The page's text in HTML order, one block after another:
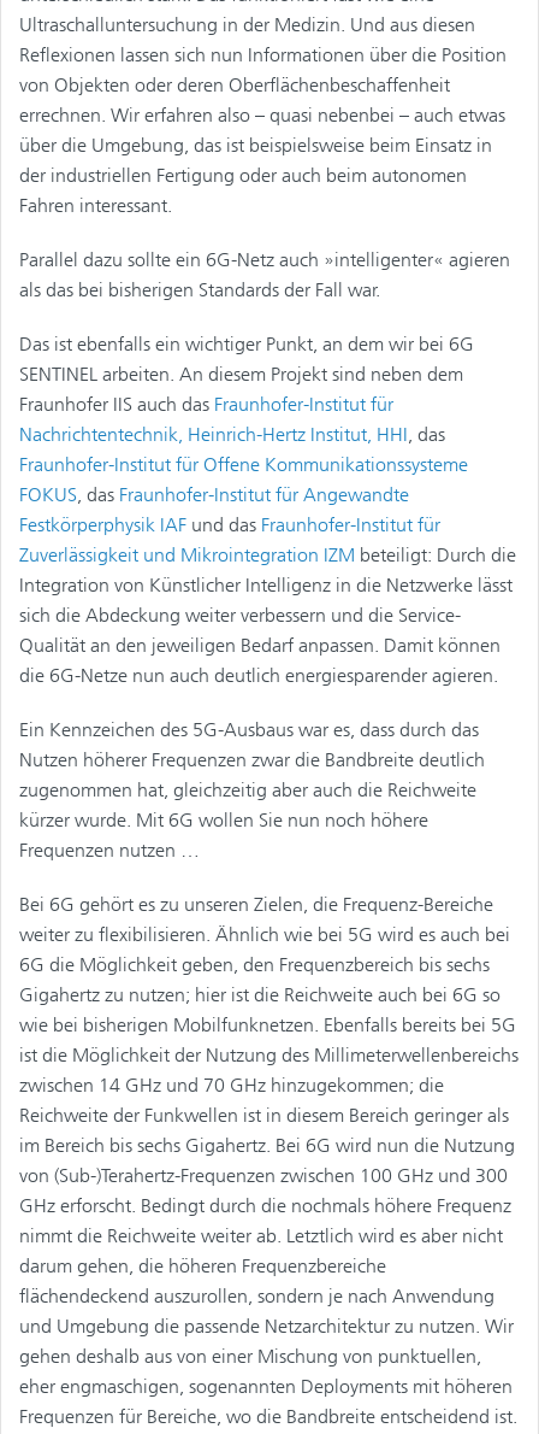
Ultraschalluntersuchung in der Medizin. Und aus diesen
Reflexionen lassen sich nun Informationen über die Position
von Objekten oder deren Oberflächenbeschaffenheit
errechnen. Wir erfahren also – quasi nebenbei – auch etwas
über die Umgebung, das ist beispielsweise beim Einsatz in
der industriellen Fertigung oder auch beim autonomen
Fahren interessant.
Parallel dazu sollte ein 6G-Netz auch »intelligenter« agieren
als das bei bisherigen Standards der Fall war.
Das ist ebenfalls ein wichtiger Punkt, an dem wir bei 6G
SENTINEL arbeiten. An diesem Projekt sind neben dem
Fraunhofer IIS auch das Fraunhofer-Institut für
Nachrichtentechnik, Heinrich-Hertz Institut, HHI, das
Fraunhofer-Institut für Offene Kommunikationssysteme
FOKUS, das Fraunhofer-Institut für Angewandte
Festkörperphysik IAF und das Fraunhofer-Institut für
Zuverlässigkeit und Mikrointegration IZM beteiligt: Durch die
Integration von Künstlicher Intelligenz in die Netzwerke lässt
sich die Abdeckung weiter verbessern und die Service-
Qualität an den jeweiligen Bedarf anpassen. Damit können
die 6G-Netze nun auch deutlich energiesparender agieren.
Ein Kennzeichen des 5G-Ausbaus war es, dass durch das
Nutzen höherer Frequenzen zwar die Bandbreite deutlich
zugenommen hat, gleichzeitig aber auch die Reichweite
kürzer wurde. Mit 6G wollen Sie nun noch höhere
Frequenzen nutzen …
Bei 6G gehört es zu unseren Zielen, die Frequenz-Bereiche
weiter zu flexibilisieren. Ähnlich wie bei 5G wird es auch bei
6G die Möglichkeit geben, den Frequenzbereich bis sechs
Gigahertz zu nutzen; hier ist die Reichweite auch bei 6G so
wie bei bisherigen Mobilfunknetzen. Ebenfalls bereits bei 5G
ist die Möglichkeit der Nutzung des Millimeterwellenbereichs
zwischen 14 GHz und 70 GHz hinzugekommen; die
Reichweite der Funkwellen ist in diesem Bereich geringer als
im Bereich bis sechs Gigahertz. Bei 6G wird nun die Nutzung
von (Sub-)Terahertz-Frequenzen zwischen 100 GHz und 300
GHz erforscht. Bedingt durch die nochmals höhere Frequenz
nimmt die Reichweite weiter ab. Letztlich wird es aber nicht
darum gehen, die höheren Frequenzbereiche
flächendeckend auszurollen, sondern je nach Anwendung
und Umgebung die passende Netzarchitektur zu nutzen. Wir
gehen deshalb aus von einer Mischung von punktuellen,
eher engmaschigen, sogenannten Deployments mit höheren
Frequenzen für Bereiche, wo die Bandbreite entscheidend ist.